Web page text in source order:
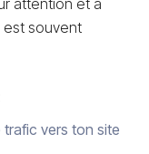
attention et à
est souvent
trafic vers ton site